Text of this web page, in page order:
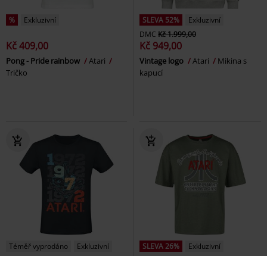
% Exkluzivní
Kč 409,00
Pong - Pride rainbow
Atari
Tričko
SLEVA 52%
Exkluzivní
DMC Kč 1.999,00
Kč 949,00
Vintage logo Atari
Mikina s
kapucí
Téměř vyprodáno
Exkluzivní
SLEVA 26%
Exkluzivní